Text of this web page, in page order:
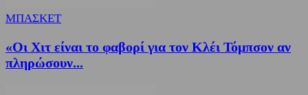
ΜΠΑΣΚΕΤ
«Οι Χιτ είναι το φαβορί για τον Κλέι Τόμπσον αν
πληρώσουν...